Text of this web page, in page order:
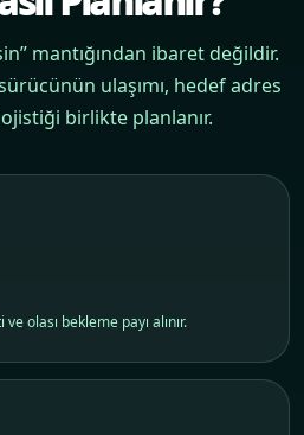
mantığından ibaret değildir.
ulaşımı, hedef adres
birlikte planlanır.
olası bekleme payı alınır.